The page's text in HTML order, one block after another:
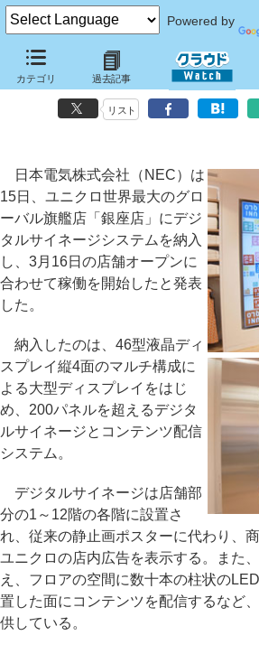
Powered by
カテゴリ 過去記事
ユニクロのグローバル旗艦店「銀座店」で
稼働
リスト
日本電気株式会社（NEC）は
15日、ユニクロ世界最大のグロ
ーバル旗艦店「銀座店」にデジ
タルサイネージシステムを納入
し、3月16日の店舗オープンに
合わせて稼働を開始したと発表
した。
納入したのは、46型液晶ディ
スプレイ縦4面のマルチ構成に
よる大型ディスプレイをはじ
め、200パネルを超えるデジタ
ルサイネージとコンテンツ配信
システム。
デジタルサイネージは店舗部
分の1～12階の各階に設置さ
れ、従来の静止画ポスターに代わり、
ユニクロの店内広告を表示する。また
え、フロアの空間に数十本の柱状の
置した面にコンテンツを配信するなど
供している。